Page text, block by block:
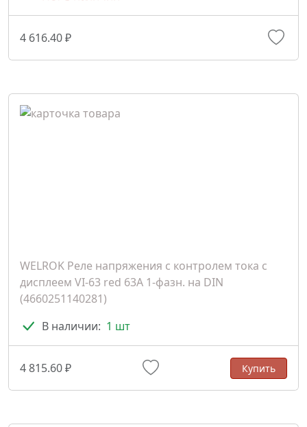
4 616.40 ₽
WELROK Реле напряжения с контролем тока с
дисплеем VI-63 red 63A 1-фазн. на DIN
(4660251140281)
В наличии: 1 шт
4 815.60 ₽ Купить